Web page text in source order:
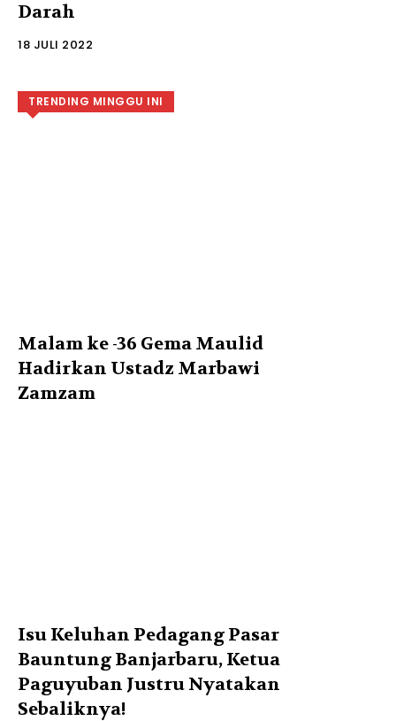
Darah
18 JULI 2022
TRENDING MINGGU INI
Malam ke -36 Gema Maulid
Hadirkan Ustadz Marbawi
Zamzam
Isu Keluhan Pedagang Pasar
Bauntung Banjarbaru, Ketua
Paguyuban Justru Nyatakan
Sebaliknya!